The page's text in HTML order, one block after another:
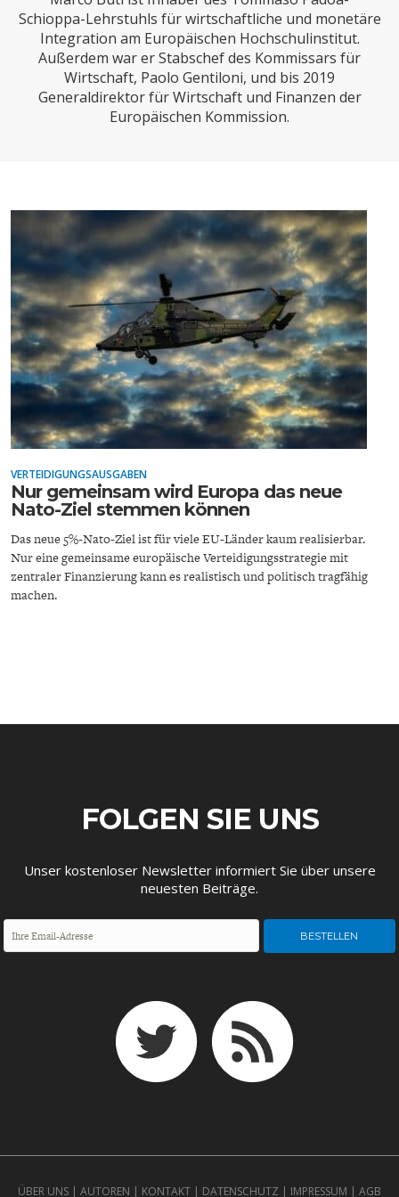
SUCHE
ABO/LOGIN
ECONOMISTS FOR FUTURE
INDUSTRIEPOLITIK
CIRCULAR ECONOMY
UNGLEICHHEIT UND
DEUTSCHLAND
ENERGIE & UMWELT
ENTWICKLUNGSPOLITIK
EUROPA
Schioppa-Lehrstuhls für wirtschaftliche und monetäre
Integration am Europäischen Hochschulinstitut.
Außerdem war er Stabschef des Kommissars für
Wirtschaft, Paolo Gentiloni, und bis 2019
Generaldirektor für Wirtschaft und Finanzen der
Europäischen Kommission.
VERTEIDIGUNGSAUSGABEN
Nur gemeinsam wird Europa das neue
Nato-Ziel stemmen können
Das neue 5%-Nato-Ziel ist für viele EU-Länder kaum realisierbar.
Nur eine gemeinsame europäische Verteidigungsstrategie mit
zentraler Finanzierung kann es realistisch und politisch tragfähig
machen.
FOLGEN SIE UNS
Unser kostenloser Newsletter informiert Sie über unsere
neuesten Beiträge.
ÜBER UNS | AUTOREN | KONTAKT | DATENSCHUTZ | IMPRESSUM | AGB